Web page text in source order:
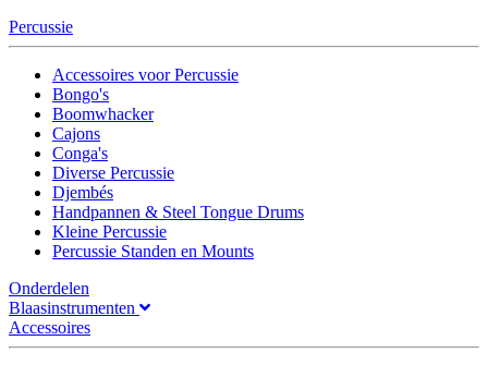
Percussie
Accessoires voor Percussie
Bongo's
Boomwhacker
Cajons
Conga's
Diverse Percussie
Djembés
Handpannen & Steel Tongue Drums
Kleine Percussie
Percussie Standen en Mounts
Onderdelen
Blaasinstrumenten
Accessoires